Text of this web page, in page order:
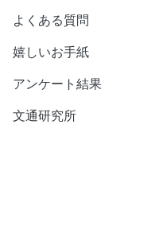
よくある質問
嬉しいお手紙
アンケート結果
文通研究所